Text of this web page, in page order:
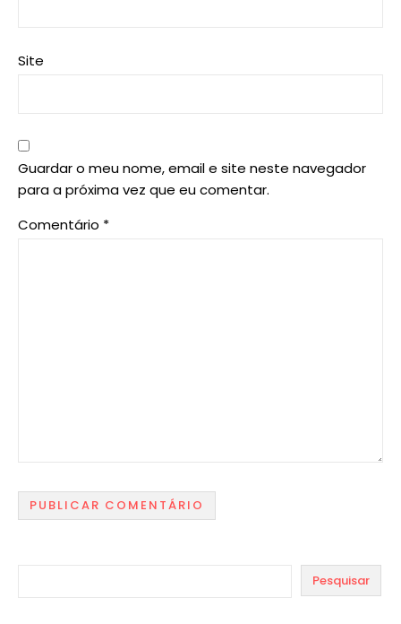
Site
Guardar o meu nome, email e site neste navegador
para a próxima vez que eu comentar.
Comentário *
Pesquisar